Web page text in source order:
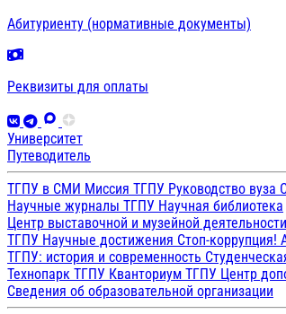
Абитуриенту (нормативные документы)
Реквизиты для оплаты
Университет
Путеводитель
ТГПУ в СМИ Миссия ТГПУ Руководство вуза
Научные журналы ТГПУ Научная библиотека
Центр выставочной и музейной деятельности
ТГПУ Научные достижения Стоп-коррупция!
ТГПУ: история и современность
Технопарк ТГПУ Кванториум ТГПУ Центр
Сведения об образовательной организации